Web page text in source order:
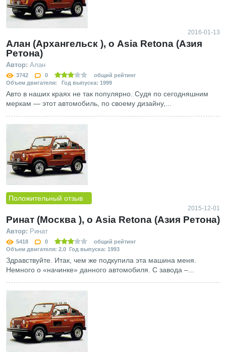
2016-01-13
Алан (Архангельск ), о Asia Retona (Азия
Ретона)
Автор: Алан
3742 0
общий рейтинг
Объем двигателя: Год выпуска: 1999
Авто в наших краях не так популярно. Судя по сегодняшним
меркам — этот автомобиль, по своему дизайну,...
Положительный отзыв
2015-12-01
Ринат (Москва ), о Asia Retona (Азия Ретона)
Автор: Ринат
5418 0
общий рейтинг
Объем двигателя: 2.0 Год выпуска: 1993
Здравствуйте. Итак, чем же подкупила эта машина меня.
Немного о «начинке» данного автомобиля. С завода –...